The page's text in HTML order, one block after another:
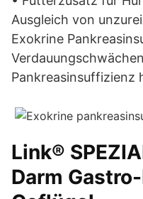
Ausgleich von
Exokrine
Pankreasinsuffizienz
Link®
Darm